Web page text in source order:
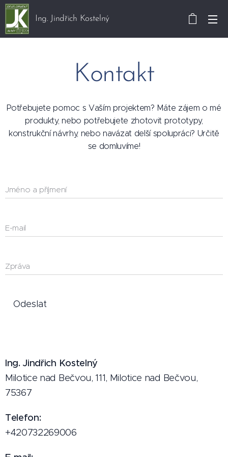
Ing. Jindřich Kostelný
Kontakt
Potřebujete pomoc s Vaším projektem? Máte zájem o mé
produkty, nebo potřebujete zhotovit prototypy,
konstrukční návrhy, nebo navázat delší spolupráci? Určitě
se domluvíme!
Jméno a příjmení
E-mail
Zpráva
Odeslat
Ing. Jindřich Kostelný
Milotice nad Bečvou, 111, Milotice nad Bečvou,
75367
Telefon:
+420732269006